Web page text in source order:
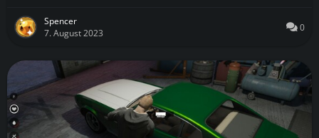
Spencer
7. August 2023
0